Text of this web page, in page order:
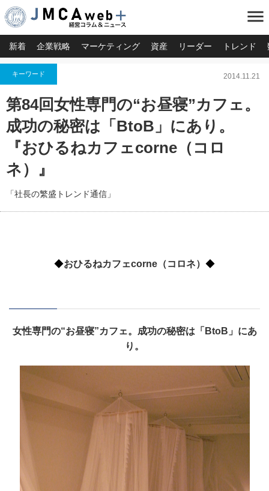
menu
新着 企業戦略 マーケティング 資産 リーダー トレンド
キーワード 2014.11.21
第84回女性専門の“お昼寝”カフェ。
成功の秘密は「BtoB」にあり。
『おひるねカフェcorne（コロ
ネ）』
「社長の繁盛トレンド通信」
◆おひるねカフェcorne（コロネ） ◆
女性専門の“お昼寝”カフェ。成功の秘密は「BtoB」にあ
り。